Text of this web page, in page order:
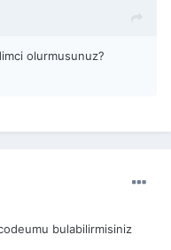
olurmusunuz?
bulabilirmisiniz